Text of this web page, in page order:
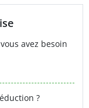
avez besoin
?